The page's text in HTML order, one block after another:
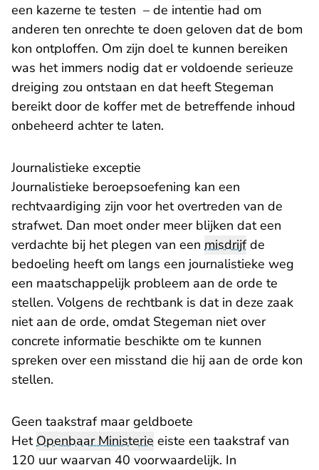
een kazerne te testen – de intentie had om
anderen ten onrechte te doen geloven dat de bom
kon ontploffen. Om zijn doel te kunnen bereiken
was het immers nodig dat er voldoende serieuze
dreiging zou ontstaan en dat heeft Stegeman
bereikt door de koffer met de betreffende inhoud
onbeheerd achter te laten.
Journalistieke exceptie
Journalistieke beroepsoefening kan een
rechtvaardiging zijn voor het overtreden van de
strafwet. Dan moet onder meer blijken dat een
verdachte bij het plegen van een misdrijfde
bedoeling heeft om langs een journalistieke weg
een maatschappelijk probleem aan de orde te
stellen. Volgens de rechtbank is dat in deze zaak
niet aan de orde, omdat Stegeman niet over
concrete informatie beschikte om te kunnen
spreken over een misstand die hij aan de orde kon
stellen.
Geen taakstraf maar geldboete
HetOpenbaar Ministerie eiste een taakstraf van
120 uur waarvan 40 voorwaardelijk. In